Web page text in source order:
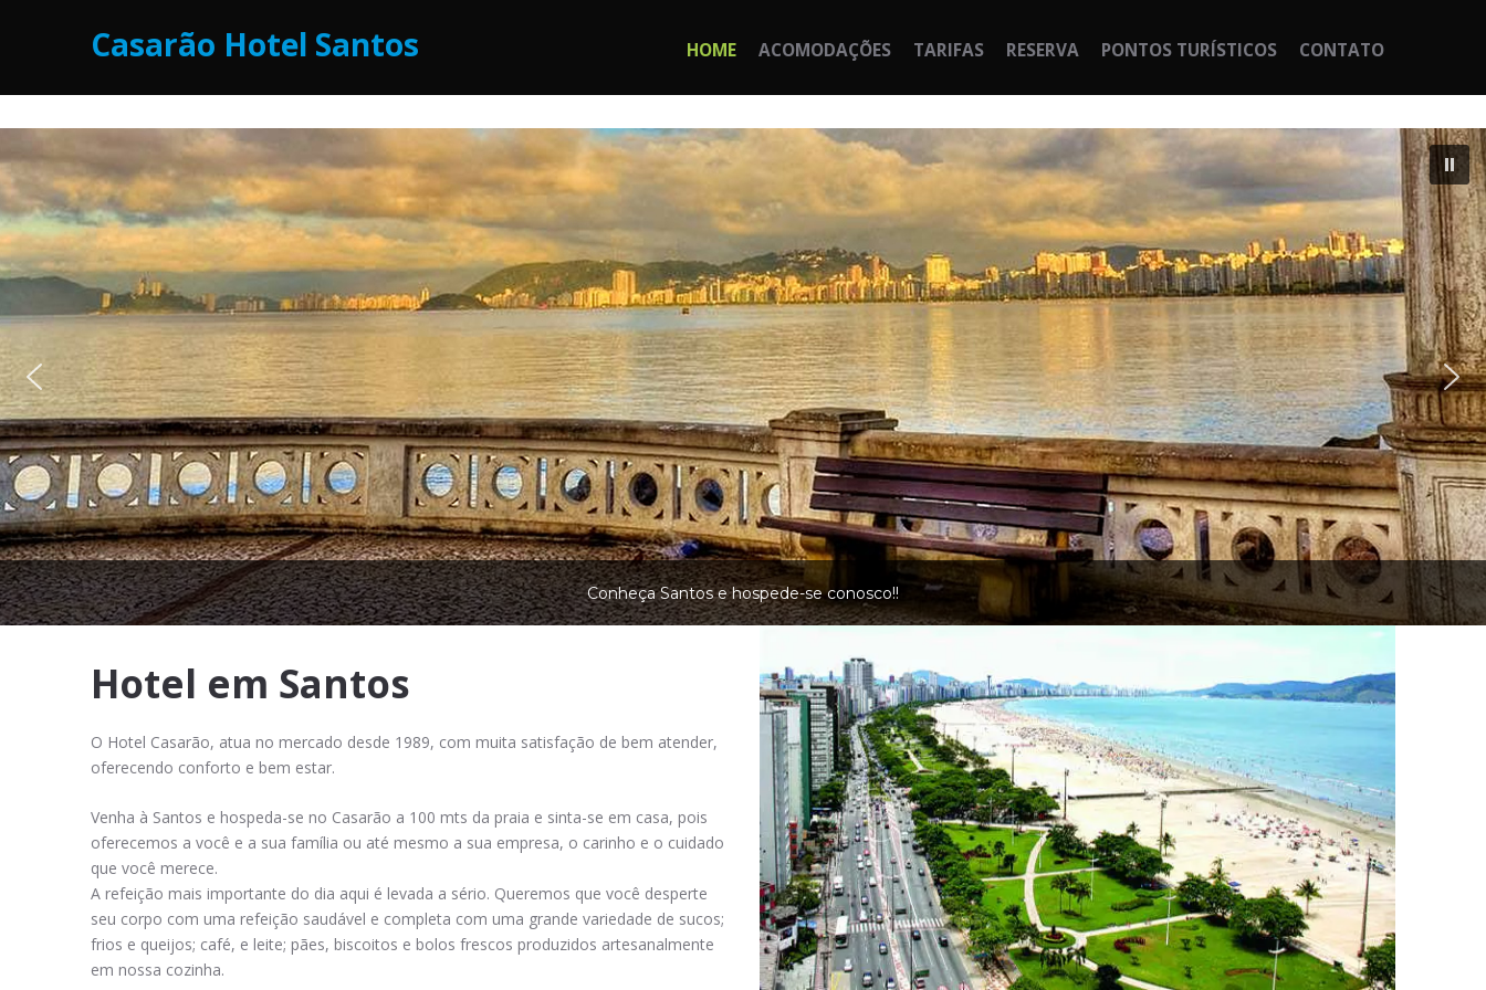
Casarão Hotel Santos HOME ACOMODAÇÕES TARIFAS RESERVA PONTOS TURÍSTICOS CONTATO
Conheça Santos e hospede-se conosco!!
Hotel em Santos
O Hotel Casarão, atua no mercado desde 1989, com muita satisfação de bem atender,
oferecendo conforto e bem estar.
Venha à Santos e hospeda-se no Casarão a 100 mts da praia e sinta-se em casa, pois
oferecemos a você e a sua família ou até mesmo a sua empresa, o carinho e o cuidado
que você merece.
A refeição mais importante do dia aqui é levada a sério. Queremos que você desperte
seu corpo com uma refeição saudável e completa com uma grande variedade de sucos;
frios e queijos; café, e leite; pães, biscoitos e bolos frescos produzidos artesanalmente
em nossa cozinha.